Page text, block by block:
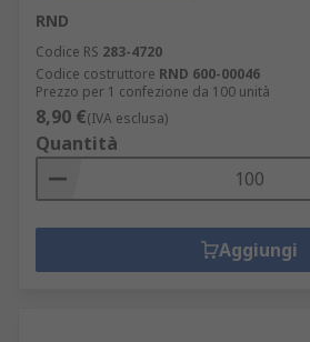
RND
Codice RS 283-4720
Codice costruttore RND 600-00046
Prezzo per 1 confezione da 100 unità
8,90 €(IVA esclusa)
Quantità
Aggiungi